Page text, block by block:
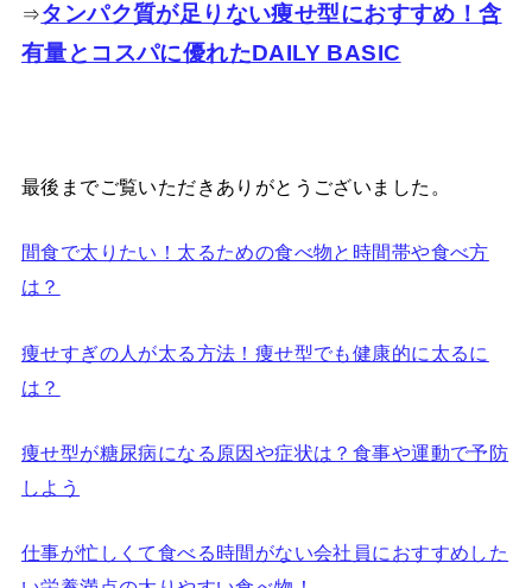
⇒タンパク質が足りない痩せ型におすすめ！含
有量とコスパに優れたDAILY BASIC
最後までご覧いただきありがとうございました。
間食で太りたい！太るための食べ物と時間帯や食べ方
は？
痩せすぎの人が太る方法！痩せ型でも健康的に太るに
は？
痩せ型が糖尿病になる原因や症状は？食事や運動で予防
しよう
仕事が忙しくて食べる時間がない会社員におすすめした